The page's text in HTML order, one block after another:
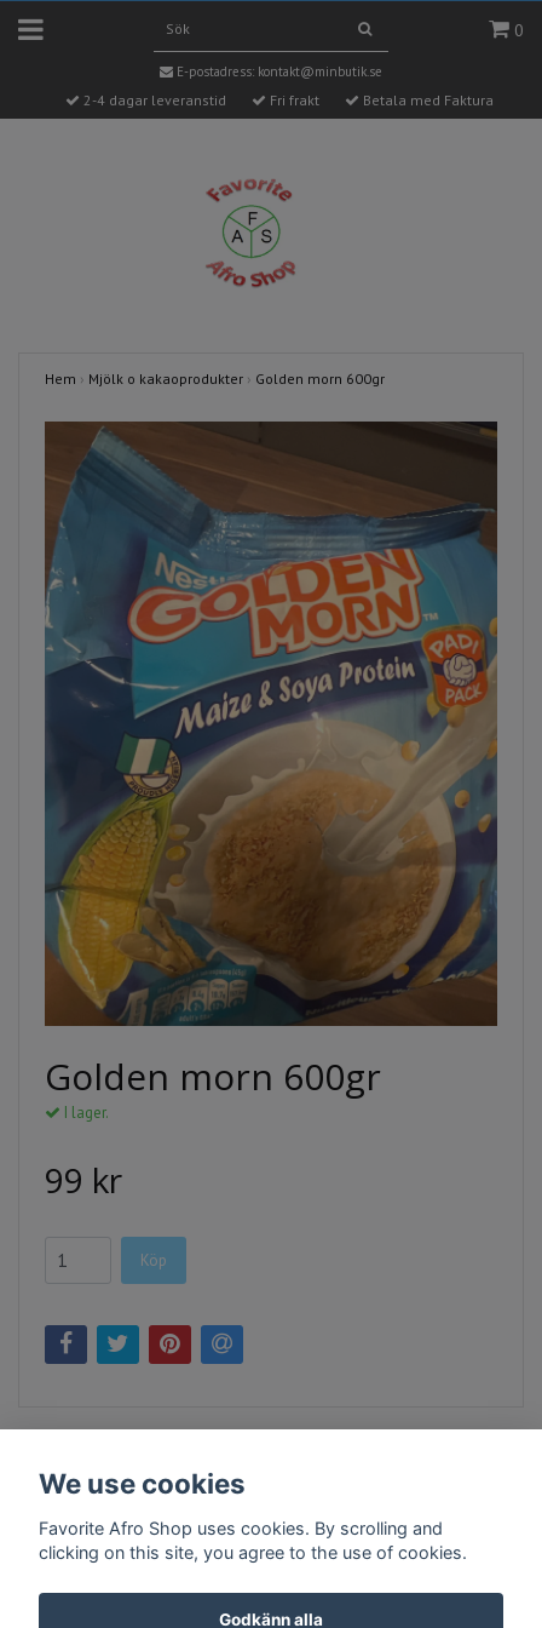
0
E-postadress: kontakt@minbutik.se
2-4 dagar leveranstid Fri frakt Betala med Faktura
Hem › Mjölk o kakaoprodukter › Golden morn 600gr
Golden morn 600gr
I lager.
99 kr
Köp
Kontakt Köpvillkor Företagsinfo
We use cookies
Favorite Afro Shop uses cookies. By scrolling and
clicking on this site, you agree to the use of cookies.
Godkänn alla